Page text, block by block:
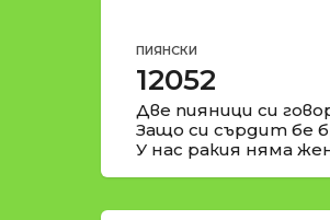
ПИЯНСКИ
12052
Две пияници си
Защо си сърдит бе
У нас ракия няма